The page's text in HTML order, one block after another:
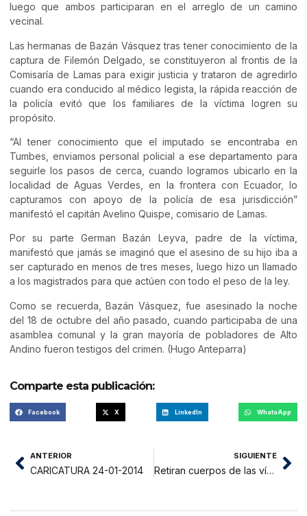
luego que ambos participaran en el arreglo de un camino
vecinal.
Las hermanas de Bazán Vásquez tras tener conocimiento de la
captura de Filemón Delgado, se constituyeron al frontis de la
Comisaría de Lamas para exigir justicia y trataron de agredirlo
cuando era conducido al médico legista, la rápida reacción de
la policía evitó que los familiares de la víctima logren su
propósito.
“Al tener conocimiento que el imputado se encontraba en
Tumbes, enviamos personal policial a ese departamento para
seguirle los pasos de cerca, cuando logramos ubicarlo en la
localidad de Aguas Verdes, en la frontera con Ecuador, lo
capturamos con apoyo de la policía de esa jurisdicción”
manifestó el capitán Avelino Quispe, comisario de Lamas.
Por su parte German Bazán Leyva, padre de la víctima,
manifestó que jamás se imaginó que el asesino de su hijo iba a
ser capturado en menos de tres meses, luego hizo un llamado
a los magistrados para que actúen con todo el peso de la ley.
Como se recuerda, Bazán Vásquez, fue asesinado la noche
del 18 de octubre del año pasado, cuando participaba de una
asamblea comunal y la gran mayoría de pobladores de Alto
Andino fueron testigos del crimen. (Hugo Anteparra)
Comparte esta publicación:
Facebook X LinkedIn WhatsApp
ANTERIOR
CARICATURA 24-01-2014
SIGUIENTE
Retiran cuerpos de las víctimas del fatídico accidente cerca de Tabalosos